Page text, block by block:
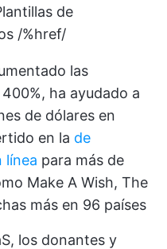
de
/%href/
las
ha ayudado a
de dólares en
en la de
línea para más de
Make A Wish, The
más en 96 países
los donantes y